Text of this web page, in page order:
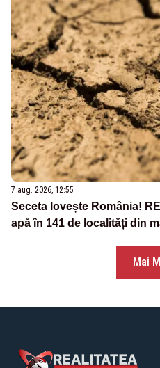
7 aug. 2026, 12:55
Seceta lovește România!
apă în 141 de localități din
Mai